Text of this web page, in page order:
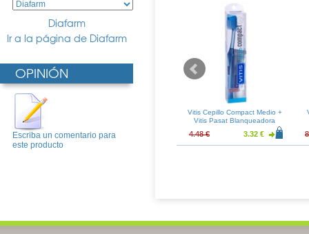
Diafarm
Ir a la página de Diafarm
OPINIÓN
Escriba un comentario para
este producto
20 capsulas
17.95 € 22.35 €
Vitis Cepillo Compact Medio +
Vitis Pasat Blanqueadora
4.48 € 3.32 €